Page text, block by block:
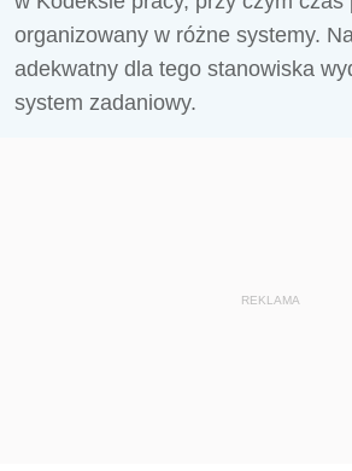
organizowany w różne systemy.
adekwatny dla tego stanowiska
system zadaniowy.
REKLAMA